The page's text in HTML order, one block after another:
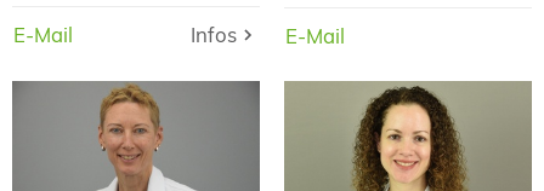
E-Mail Infos
E-Mail
Infos E-Mail
Sabina Kraus Patrizia Richter